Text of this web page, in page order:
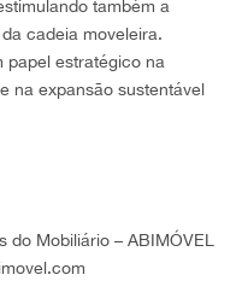
também a
cadeia moveleira.
papel estratégico na
na expansão sustentável
do Mobiliário – ABIMÓVEL